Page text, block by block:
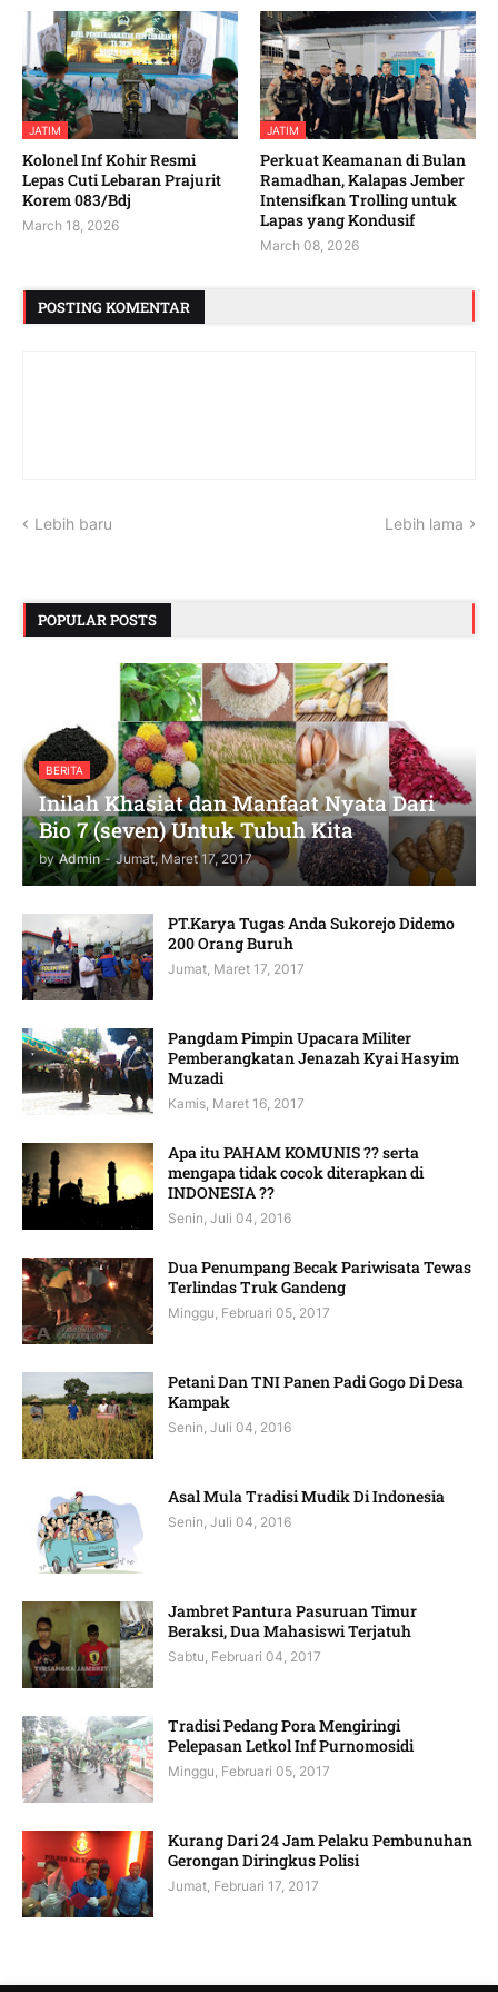
JATIM
Kolonel Inf Kohir Resmi
Lepas Cuti Lebaran Prajurit
Korem 083/Bdj
March 18, 2026
JATIM
Perkuat Keamanan di Bulan
Ramadhan, Kalapas Jember
Intensifkan Trolling untuk
Lapas yang Kondusif
March 08, 2026
POSTING KOMENTAR
Lebih baru Lebih lama
POPULAR POSTS
BERITA
Inilah Khasiat dan Manfaat Nyata Dari
Bio 7 (seven) Untuk Tubuh Kita
by Admin - Jumat, Maret 17, 2017
PT.Karya Tugas Anda Sukorejo Didemo
200 Orang Buruh
Jumat, Maret 17, 2017
Pangdam Pimpin Upacara Militer
Pemberangkatan Jenazah Kyai Hasyim
Muzadi
Kamis, Maret 16, 2017
Apa itu PAHAM KOMUNIS ?? serta
mengapa tidak cocok diterapkan di
INDONESIA ??
Senin, Juli 04, 2016
Dua Penumpang Becak Pariwisata Tewas
Terlindas Truk Gandeng
Minggu, Februari 05, 2017
Petani Dan TNI Panen Padi Gogo Di Desa
Kampak
Senin, Juli 04, 2016
Asal Mula Tradisi Mudik Di Indonesia
Senin, Juli 04, 2016
Jambret Pantura Pasuruan Timur
Beraksi, Dua Mahasiswi Terjatuh
Sabtu, Februari 04, 2017
Tradisi Pedang Pora Mengiringi
Pelepasan Letkol Inf Purnomosidi
Minggu, Februari 05, 2017
Kurang Dari 24 Jam Pelaku Pembunuhan
Gerongan Diringkus Polisi
Jumat, Februari 17, 2017